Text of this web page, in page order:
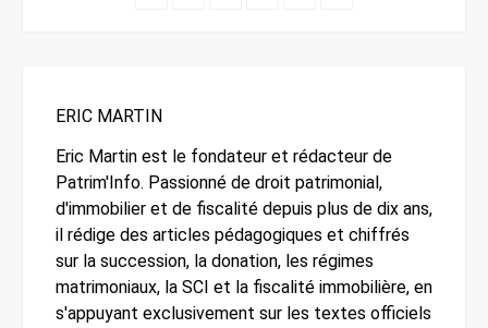
ERIC MARTIN
Eric Martin est le fondateur et rédacteur de
Patrim'Info. Passionné de droit patrimonial,
d'immobilier et de fiscalité depuis plus de dix ans,
il rédige des articles pédagogiques et chiffrés
sur la succession, la donation, les régimes
matrimoniaux, la SCI et la fiscalité immobilière, en
s'appuyant exclusivement sur les textes officiels